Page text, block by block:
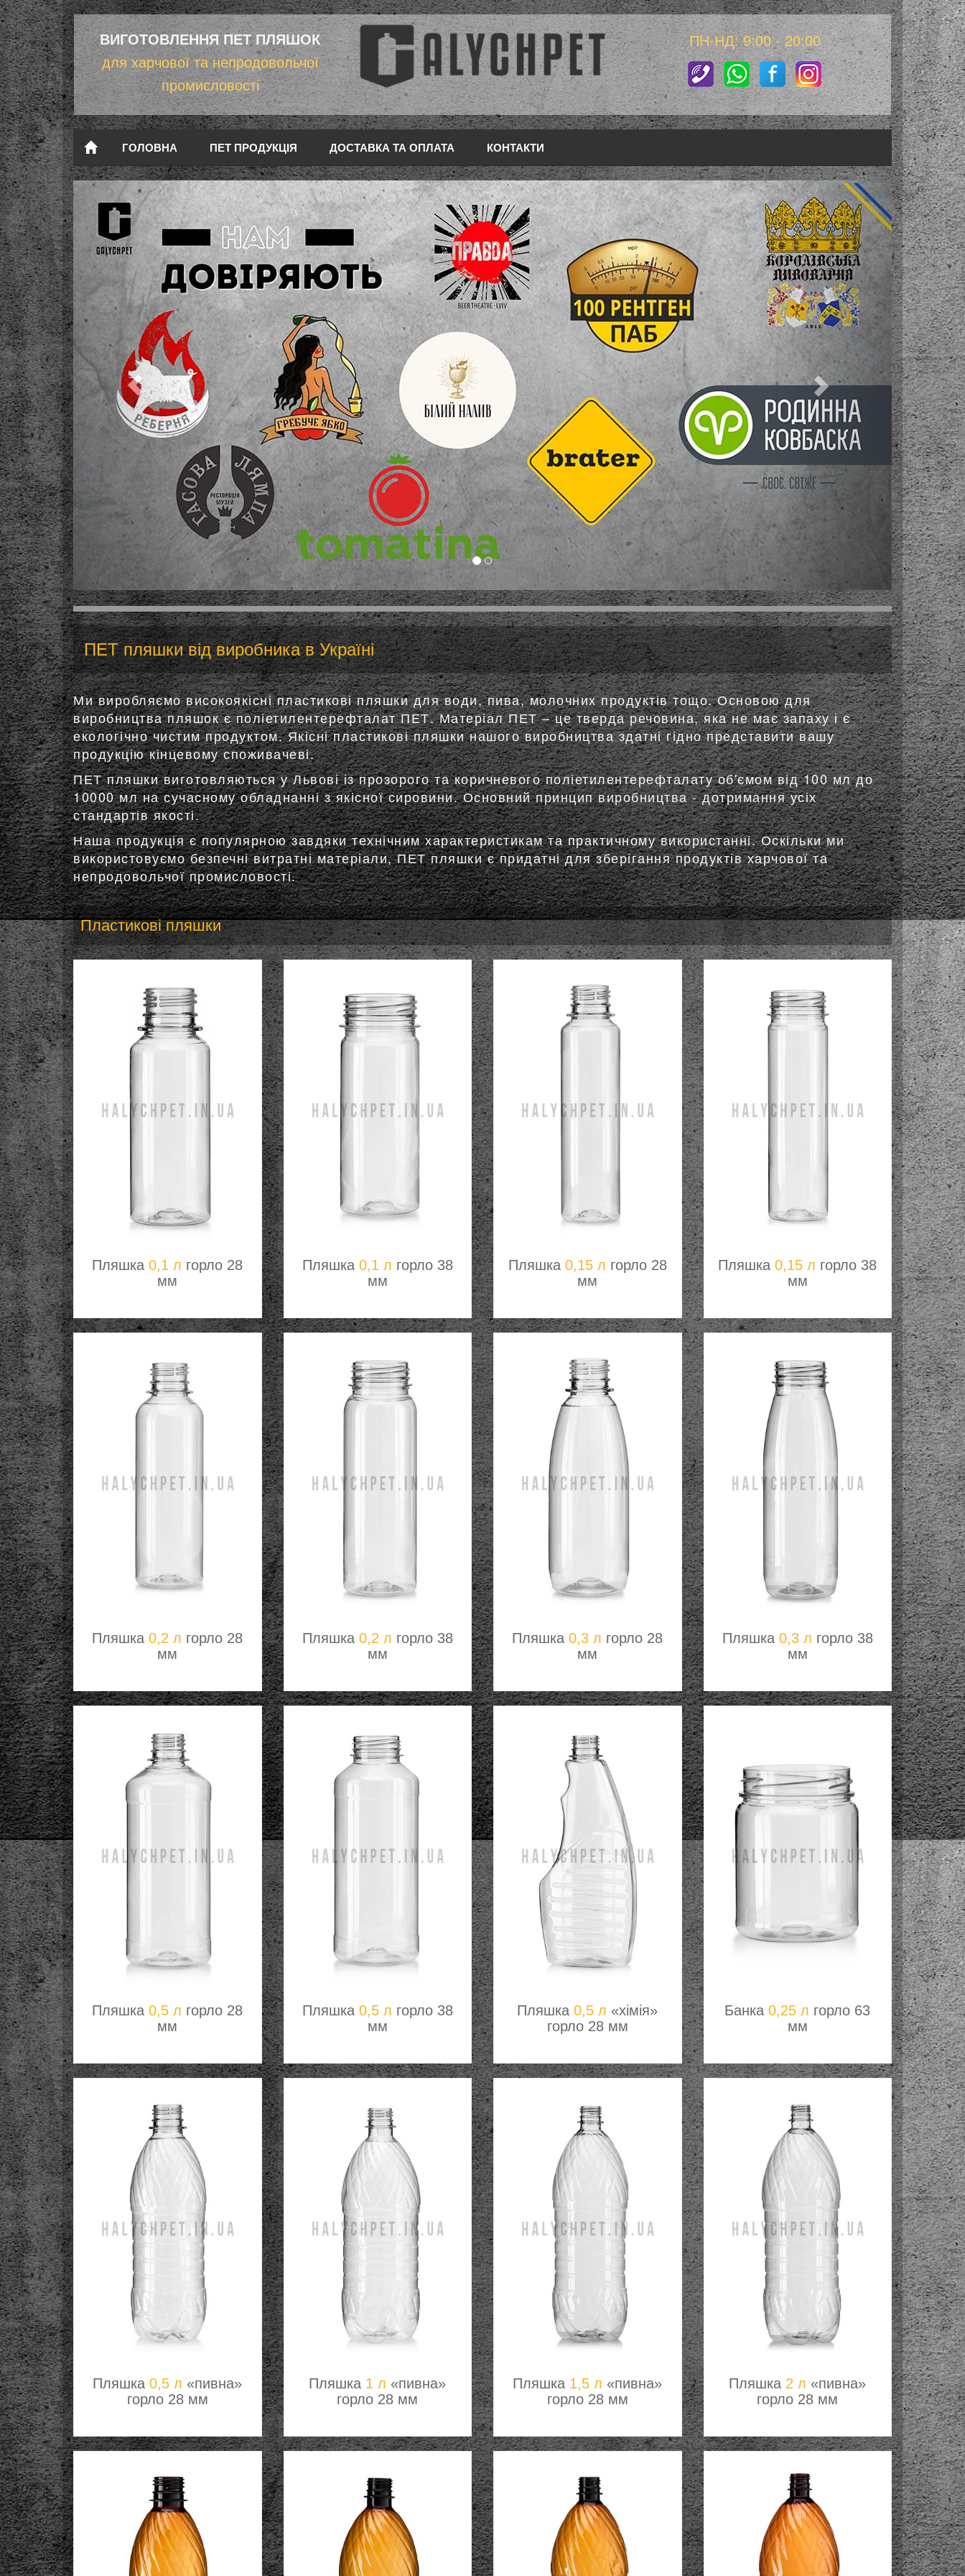
ВИГОТОВЛЕННЯ ПЕТ ПЛЯШОК
для харчової та непродовольчої
промисловості
ПН-НД: 9:00 - 20:00
ГОЛОВНА ПЕТ ПРОДУКЦІЯ ДОСТАВКА ТА ОПЛАТА КОНТАКТИ
ПЕТ пляшки від виробника в Україні
Ми виробляємо високоякісні пластикові пляшки для води, пива, молочних продуктів тощо. Основою для
виробництва пляшок є поліетилентерефталат ПЕТ. Матеріал ПЕТ – це тверда речовина, яка не має запаху і є
екологічно чистим продуктом. Якісні пластикові пляшки нашого виробництва здатні гідно представити вашу
продукцію кінцевому споживачеві.
ПЕТ пляшки виготовляються у Львові із прозорого та коричневого поліетилентерефталату об'ємом від 100 мл до
10000 мл на сучасному обладнанні з якісної сировини. Основний принцип виробництва - дотримання усіх
стандартів якості.
Наша продукція є популярною завдяки технічним характеристикам та практичному використанні. Оскільки ми
використовуємо безпечні витратні матеріали, ПЕТ пляшки є придатні для зберігання продуктів харчової та
непродовольчої промисловості.
Пластикові пляшки
Пляшка0,1 л горло 28
мм
Пляшка 0,1 л горло 38
мм
Пляшка 0,15 л горло 28
мм
Пляшка0,15 л горло 38
мм
Пляшка0,2 л горло 28
мм
Пляшка 0,2 л горло 38
мм
Пляшка0,3 л горло 28
мм
Пляшка 0,3 л горло 38
мм
Пляшка0,5 л горло 28
мм
Пляшка 0,5 л горло 38
мм
Пляшка0,5 л «хімія»
горло 28 мм
Банка0,25 л горло 63
мм
Пляшка0,5 л «пивна»
горло 28 мм
Пляшка 1 л «пивна»
горло 28 мм
Пляшка 1,5 л «пивна»
горло 28 мм
Пляшка 2 л «пивна»
горло 28 мм